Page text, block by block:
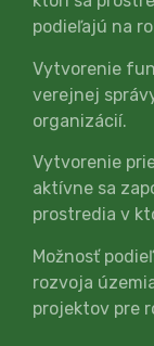
podieľajú na
Vytvorenie
verejnej
organizácií.
Vytvorenie
aktívne sa
prostredia v
Možnosť
rozvoja
projektov pre